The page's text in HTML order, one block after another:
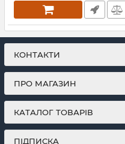
КОНТАКТИ
ПРО МАГАЗИН
КАТАЛОГ ТОВАРІВ
ПІДПИСКА